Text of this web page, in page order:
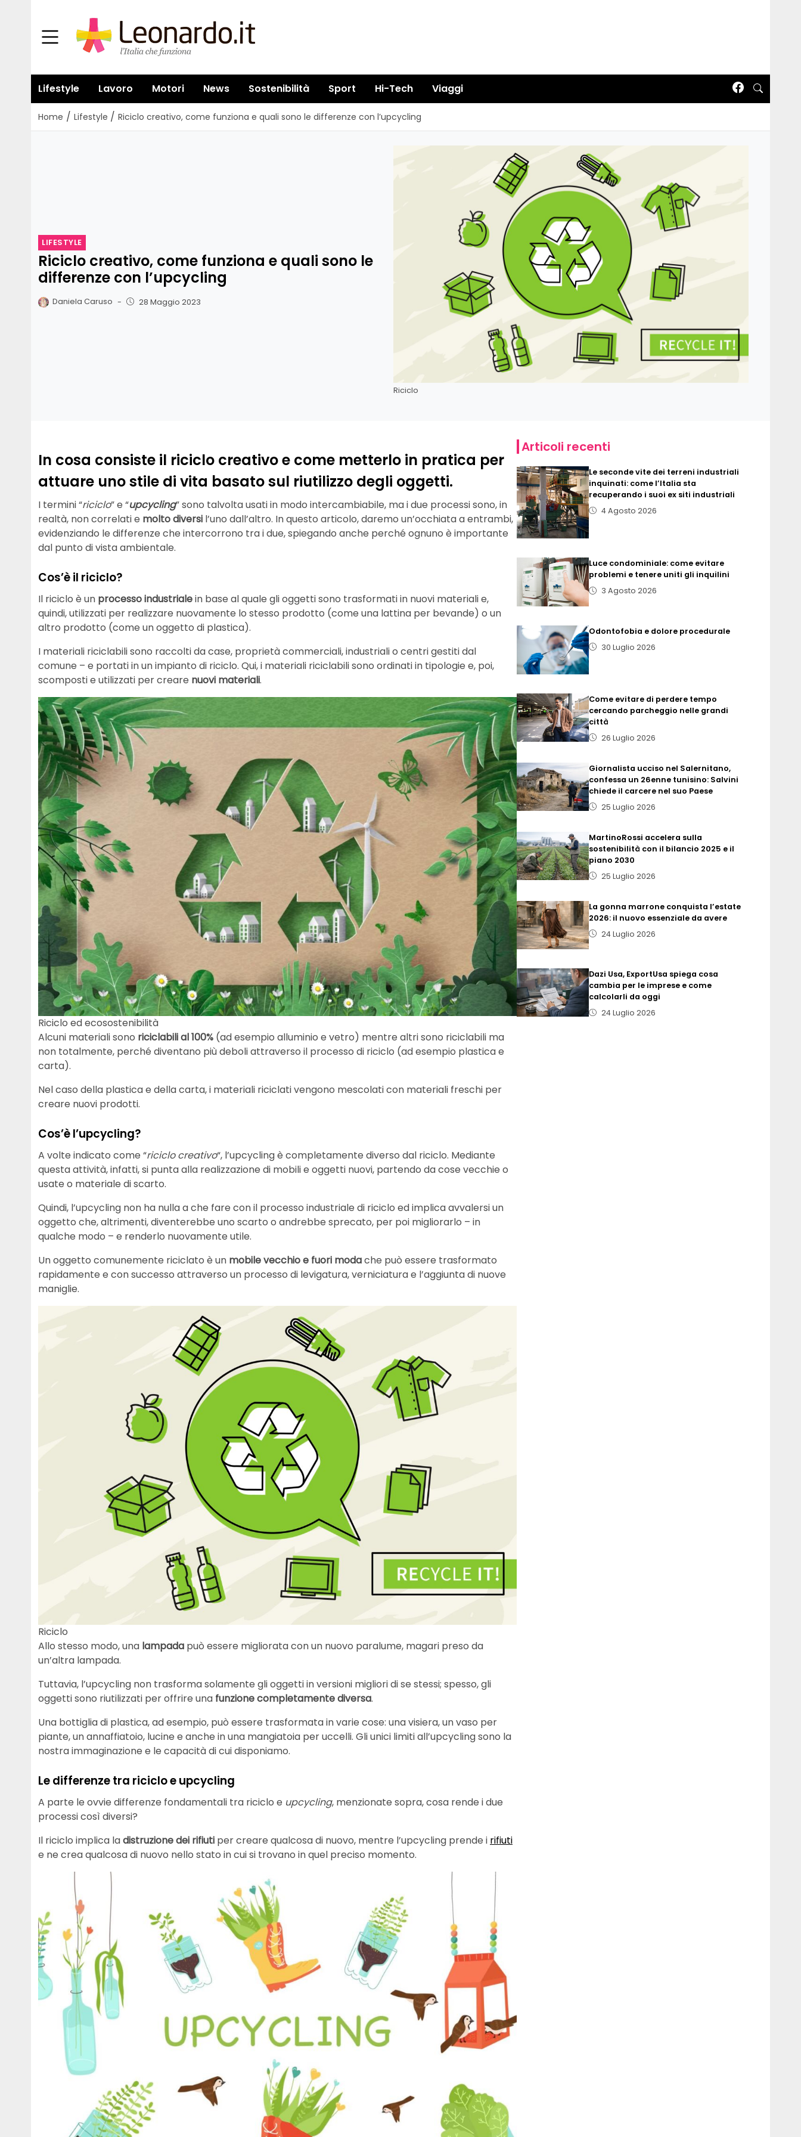
Lifestyle Lavoro Motori News Sostenibilità Sport Hi-Tech Viaggi
Home / Lifestyle / Riciclo creativo, come funziona e quali sono le differenze con l’upcycling
LIFESTYLE
Riciclo creativo, come funziona e quali sono le
differenze con l’upcycling
Daniela Caruso - 28 Maggio 2023
Riciclo
In cosa consiste il riciclo creativo e come metterlo in pratica per
attuare uno stile di vita basato sul riutilizzo degli oggetti.
I termini “riciclo” e “upcycling” sono talvolta usati in modo intercambiabile, ma i due processi sono, in
realtà, non correlati e molto diversi l’uno dall’altro. In questo articolo, daremo un’occhiata a entrambi,
evidenziando le differenze che intercorrono tra i due, spiegando anche perché ognuno è importante
dal punto di vista ambientale.
Cos’è il riciclo?
Il riciclo è un processo industrialein base al quale gli oggetti sono trasformati in nuovi materiali e,
quindi, utilizzati per realizzare nuovamente lo stesso prodotto (come una lattina per bevande) o un
altro prodotto (come un oggetto di plastica).
I materiali riciclabili sono raccolti da case, proprietà commerciali, industriali o centri gestiti dal
comune – e portati in un impianto di riciclo. Qui, i materiali riciclabili sono ordinati in tipologie e, poi,
scomposti e utilizzati per creare nuovi materiali.
Riciclo ed ecosostenibilità
Alcuni materiali sono riciclabili al 100% (ad esempio alluminio e vetro) mentre altri sono riciclabili ma
non totalmente, perché diventano più deboli attraverso il processo di riciclo (ad esempio plastica e
carta).
Nel caso della plastica e della carta, i materiali riciclati vengono mescolati con materiali freschi per
creare nuovi prodotti.
Cos’è l’upcycling?
A volte indicato come “riciclo creativo“, l’upcycling è completamente diverso dal riciclo. Mediante
questa attività, infatti, si punta alla realizzazione di mobili e oggetti nuovi, partendo da cose vecchie o
usate o materiale di scarto.
Quindi, l’upcycling non ha nulla a che fare con il processo industriale di riciclo ed implica avvalersi un
oggetto che, altrimenti, diventerebbe uno scarto o andrebbe sprecato, per poi migliorarlo – in
qualche modo – e renderlo nuovamente utile.
Un oggetto comunemente riciclato è un mobile vecchio e fuori modache può essere trasformato
rapidamente e con successo attraverso un processo di levigatura, verniciatura e l’aggiunta di nuove
maniglie.
Riciclo
Allo stesso modo, una lampada può essere migliorata con un nuovo paralume, magari preso da
un’altra lampada.
Tuttavia, l’upcycling non trasforma solamente gli oggetti in versioni migliori di se stessi; spesso, gli
oggetti sono riutilizzati per offrire una funzione completamente diversa.
Una bottiglia di plastica, ad esempio, può essere trasformata in varie cose: una visiera, un vaso per
piante, un annaffiatoio, lucine e anche in una mangiatoia per uccelli. Gli unici limiti all’upcycling sono la
nostra immaginazione e le capacità di cui disponiamo.
Le differenze tra riciclo e upcycling
A parte le ovvie differenze fondamentali tra riciclo e upcycling, menzionate sopra, cosa rende i due
processi così diversi?
Il riciclo implica ladistruzione dei rifiuti per creare qualcosa di nuovo, mentre l’upcycling prende i rifiuti
e ne crea qualcosa di nuovo nello stato in cui si trovano in quel preciso momento.
Articoli recenti
Le seconde vite dei terreni industriali
inquinati: come l’Italia sta
recuperando i suoi ex siti industriali
4 Agosto 2026
Luce condominiale: come evitare
problemi e tenere uniti gli inquilini
3 Agosto 2026
Odontofobia e dolore procedurale
30 Luglio 2026
Come evitare di perdere tempo
cercando parcheggio nelle grandi
città
26 Luglio 2026
Giornalista ucciso nel Salernitano,
confessa un 26enne tunisino: Salvini
chiede il carcere nel suo Paese
25 Luglio 2026
MartinoRossi accelera sulla
sostenibilità con il bilancio 2025 e il
piano 2030
25 Luglio 2026
La gonna marrone conquista l’estate
2026: il nuovo essenziale da avere
24 Luglio 2026
Dazi Usa, ExportUsa spiega cosa
cambia per le imprese e come
calcolarli da oggi
24 Luglio 2026